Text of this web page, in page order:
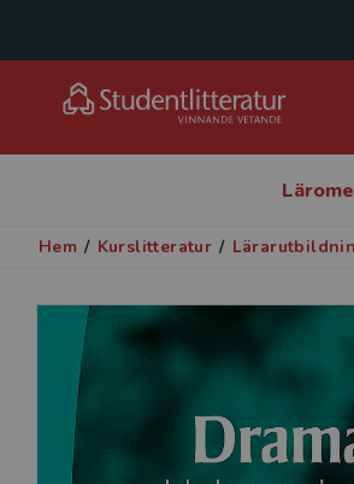
Hem / Kurslitteratur /